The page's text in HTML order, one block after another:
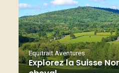
Equitrait Aventures
Explorez la Suisse